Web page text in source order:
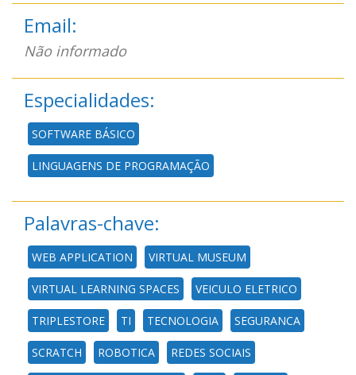
Email:
Não informado
Especialidades:
SOFTWARE BÁSICO
LINGUAGENS DE PROGRAMAÇÃO
Palavras-chave:
WEB APPLICATION VIRTUAL MUSEUM
VIRTUAL LEARNING SPACES VEICULO ELETRICO
TRIPLESTORE TI TECNOLOGIA SEGURANCA
SCRATCH ROBOTICA REDES SOCIAIS